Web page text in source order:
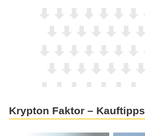
Krypton Faktor – Kauftipps